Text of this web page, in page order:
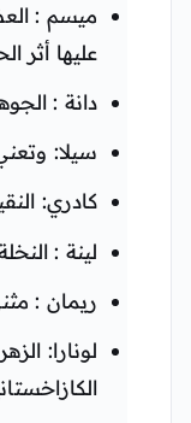
ميسم :
عليها أثر
دانة :
سيلا:
كادري:
لينة :
ريمان :
لونارا: